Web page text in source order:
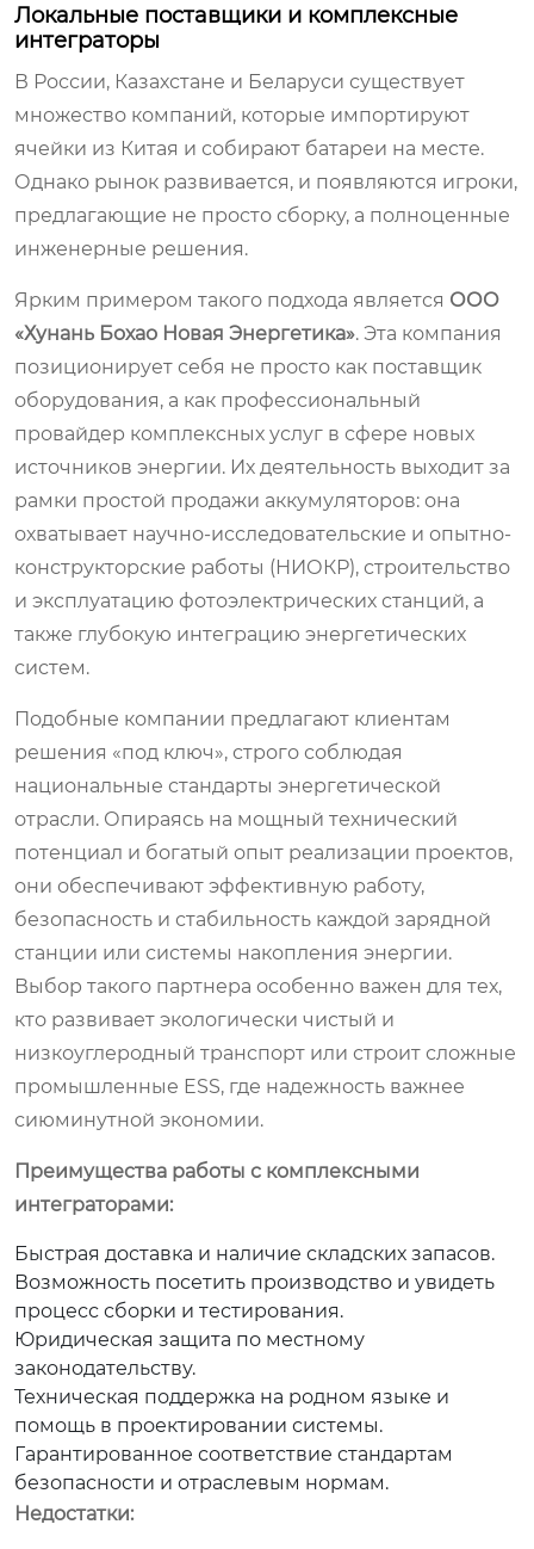
Локальные поставщики и комплексные
интеграторы
В России, Казахстане и Беларуси существует
множество компаний, которые импортируют
ячейки из Китая и собирают батареи на месте.
Однако рынок развивается, и появляются игроки,
предлагающие не просто сборку, а полноценные
инженерные решения.
Ярким примером такого подхода является ООО
«Хунань Бохао Новая Энергетика». Эта компания
позиционирует себя не просто как поставщик
оборудования, а как профессиональный
провайдер комплексных услуг в сфере новых
источников энергии. Их деятельность выходит за
рамки простой продажи аккумуляторов: она
охватывает научно-исследовательские и опытно-
конструкторские работы (НИОКР), строительство
и эксплуатацию фотоэлектрических станций, а
также глубокую интеграцию энергетических
систем.
Подобные компании предлагают клиентам
решения «под ключ», строго соблюдая
национальные стандарты энергетической
отрасли. Опираясь на мощный технический
потенциал и богатый опыт реализации проектов,
они обеспечивают эффективную работу,
безопасность и стабильность каждой зарядной
станции или системы накопления энергии.
Выбор такого партнера особенно важен для тех,
кто развивает экологически чистый и
низкоуглеродный транспорт или строит сложные
промышленные ESS, где надежность важнее
сиюминутной экономии.
Преимущества работы с комплексными
интеграторами:
Быстрая доставка и наличие складских запасов.
Возможность посетить производство и увидеть
процесс сборки и тестирования.
Юридическая защита по местному
законодательству.
Техническая поддержка на родном языке и
помощь в проектировании системы.
Гарантированное соответствие стандартам
безопасности и отраслевым нормам.
Недостатки: